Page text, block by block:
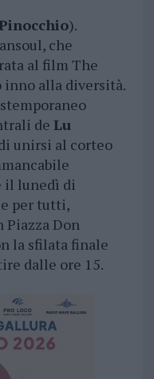
).
che
al film The
inno alla diversità.
de Lu
unirsi al corteo
il lunedì di
per tutti,
Piazza Don
la sfilata finale
dalle ore 15.